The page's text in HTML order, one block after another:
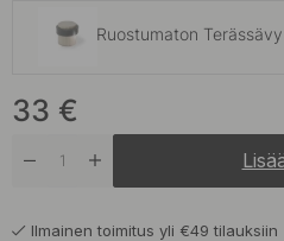
Ruostumaton Terässävy
33 €
Ilmainen toimitus yli €49 tilauksiin